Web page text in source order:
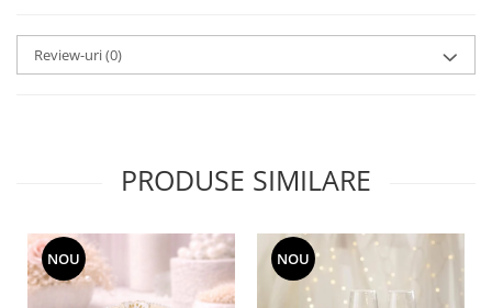
MORRIS&AMP;CO
KINGSLEY
PATCHWORK WILLOW
BLUE LILY
Review-uri(0)
PRODUSE SIMILARE
NOU NOU